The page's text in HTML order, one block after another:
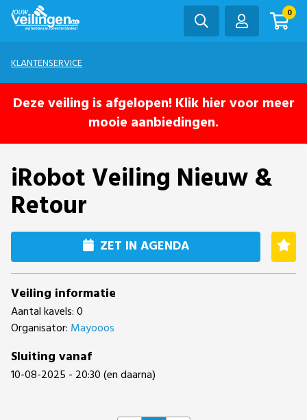
0
KLANTENSERVICE
Deze veiling is afgelopen! Klik hier voor meer
mooie aanbiedingen.
iRobot Veiling Nieuw &
Retour
ZET IN AGENDA
Veiling informatie
Aantal kavels: 0
Organisator: Mayooos
Sluiting vanaf
10-08-2025 - 20:30 (en daarna)